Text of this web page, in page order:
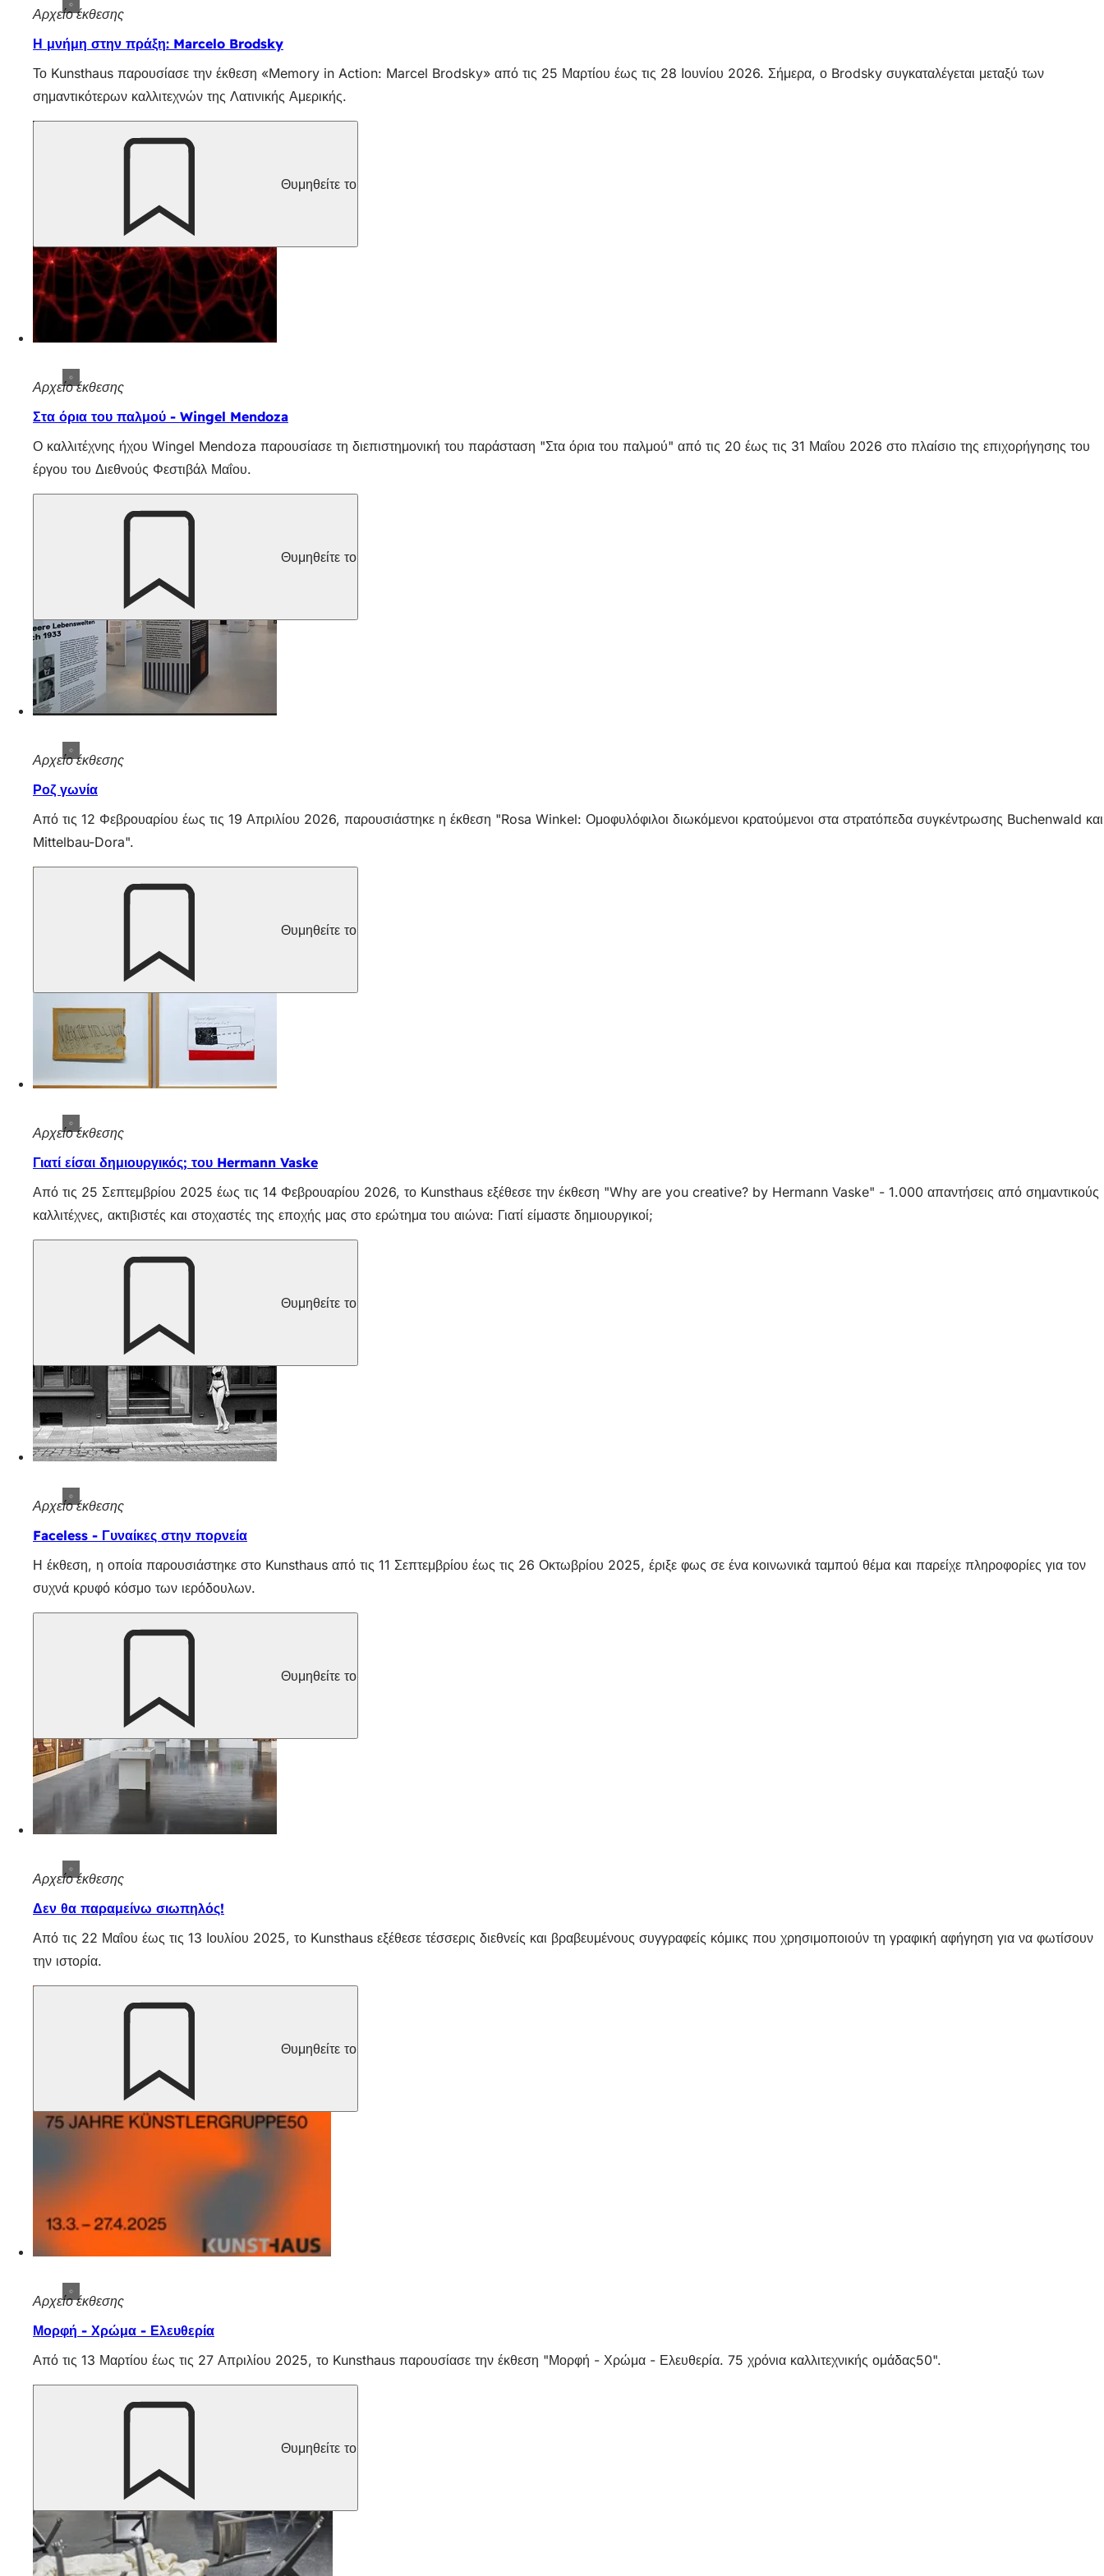
Αρχείο έκθεσης
Η μνήμη στην πράξη: Marcelo Brodsky
Το Kunsthaus παρουσίασε την έκθεση «Memory in Action: Marcel Brodsky» από τις 25 Μαρτίου έως τις 28 Ιουνίου 2026. Σήμερα, ο Brodsky συγκαταλέγεται μεταξύ των
σημαντικότερων καλλιτεχνών της Λατινικής Αμερικής.
Θυμηθείτε το
Αρχείο έκθεσης
Στα όρια του παλμού - Wingel Mendoza
Ο καλλιτέχνης ήχου Wingel Mendoza παρουσίασε τη διεπιστημονική του παράσταση "Στα όρια του παλμού" από τις 20 έως τις 31 Μαΐου 2026 στο πλαίσιο της επιχορήγησης του
έργου του Διεθνούς Φεστιβάλ Μαΐου.
Θυμηθείτε το
Αρχείο έκθεσης
Ροζ γωνία
Από τις 12 Φεβρουαρίου έως τις 19 Απριλίου 2026, παρουσιάστηκε η έκθεση "Rosa Winkel: Ομοφυλόφιλοι διωκόμενοι κρατούμενοι στα στρατόπεδα συγκέντρωσης Buchenwald και
Mittelbau-Dora".
Θυμηθείτε το
Αρχείο έκθεσης
Γιατί είσαι δημιουργικός; του Hermann Vaske
Από τις 25 Σεπτεμβρίου 2025 έως τις 14 Φεβρουαρίου 2026, το Kunsthaus εξέθεσε την έκθεση "Why are you creative? by Hermann Vaske" - 1.000 απαντήσεις από σημαντικούς
καλλιτέχνες, ακτιβιστές και στοχαστές της εποχής μας στο ερώτημα του αιώνα: Γιατί είμαστε δημιουργικοί;
Θυμηθείτε το
Αρχείο έκθεσης
Faceless - Γυναίκες στην πορνεία
Η έκθεση, η οποία παρουσιάστηκε στο Kunsthaus από τις 11 Σεπτεμβρίου έως τις 26 Οκτωβρίου 2025, έριξε φως σε ένα κοινωνικά ταμπού θέμα και παρείχε πληροφορίες για τον
συχνά κρυφό κόσμο των ιερόδουλων.
Θυμηθείτε το
Αρχείο έκθεσης
Δεν θα παραμείνω σιωπηλός!
Από τις 22 Μαΐου έως τις 13 Ιουλίου 2025, το Kunsthaus εξέθεσε τέσσερις διεθνείς και βραβευμένους συγγραφείς κόμικς που χρησιμοποιούν τη γραφική αφήγηση για να φωτίσουν
την ιστορία.
Θυμηθείτε το
Αρχείο έκθεσης
Μορφή - Χρώμα - Ελευθερία
Από τις 13 Μαρτίου έως τις 27 Απριλίου 2025, το Kunsthaus παρουσίασε την έκθεση "Μορφή - Χρώμα - Ελευθερία. 75 χρόνια καλλιτεχνικής ομάδας50".
Θυμηθείτε το